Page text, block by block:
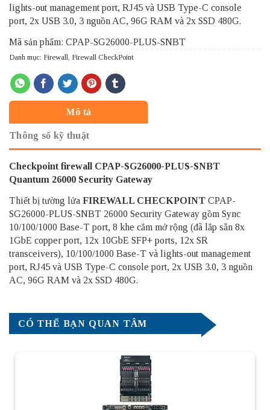
lights-out management port, RJ45 và USB Type-C console
port, 2x USB 3.0, 3 nguồn AC, 96G RAM và 2x SSD 480G.
Mã sản phẩm: CPAP-SG26000-PLUS-SNBT
Danh mục: Firewall, Firewall CheckPoint
Mô tả
Thông số kỹ thuật
Checkpoint firewall CPAP-SG26000-PLUS-SNBT
Quantum 26000 Security Gateway
Thiết bị tường lửa FIREWALL CHECKPOINT CPAP-
SG26000-PLUS-SNBT 26000 Security Gateway gồm Sync
10/100/1000 Base-T port, 8 khe cắm mở rộng (đã lắp sẵn 8x
1GbE copper port, 12x 10GbE SFP+ ports, 12x SR
transceivers), 10/100/1000 Base-T và lights-out management
port, RJ45 và USB Type-C console port, 2x USB 3.0, 3 nguồn
AC, 96G RAM và 2x SSD 480G.
CÓ THỂ BẠN QUAN TÂM